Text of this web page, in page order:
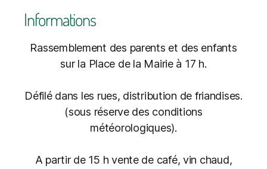
Informations
Rassemblement des parents et des enfants
sur la Place de la Mairie à 17 h.
Défilé dans les rues, distribution de friandises.
(sous réserve des conditions
météorologiques).
A partir de 15 h vente de café, vin chaud,